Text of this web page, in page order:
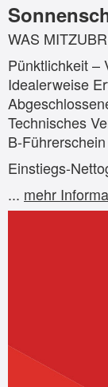
WAS
Pünktlichkeit –
Idealerweise
Technisches
B-Führerschein
Einstiegs-
... mehr